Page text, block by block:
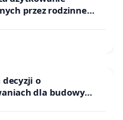
o podpisanie
odmawia przyjęcia
tego typu
umowy, co
niepewności
stawiają
przez rodzinne
o
dla budowy
„Krynki” w